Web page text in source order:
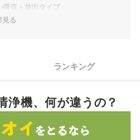
吸収＋放出タイプ
見る
ランキング
浄機、何が違うの？